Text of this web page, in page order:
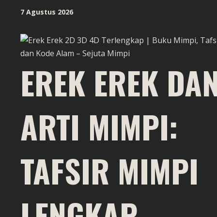
content
7 Agustus 2026
EREK EREK
ARTI MIMPI:
TAFSIR MIMPI